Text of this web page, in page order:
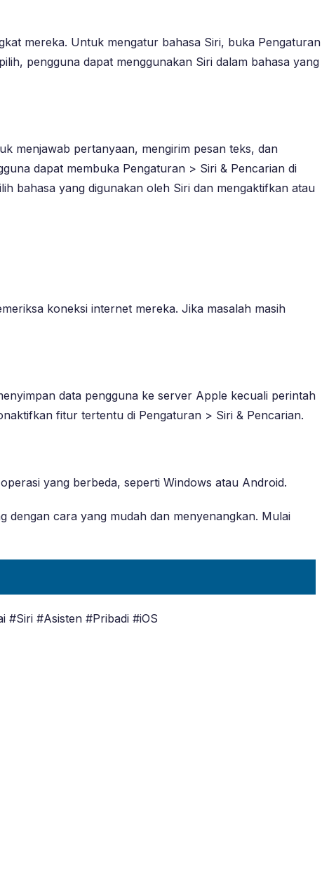
mereka. Untuk mengatur bahasa Siri, buka Pengaturan
pengguna dapat menggunakan Siri dalam bahasa yang
menjawab pertanyaan, mengirim pesan teks, dan
dapat membuka Pengaturan > Siri & Pencarian di
bahasa yang digunakan oleh Siri dan mengaktifkan atau
koneksi internet mereka. Jika masalah masih
data pengguna ke server Apple kecuali perintah
fitur tertentu di Pengaturan > Siri & Pencarian.
yang berbeda, seperti Windows atau Android.
dengan cara yang mudah dan menyenangkan. Mulai
#Siri #Asisten #Pribadi #iOS